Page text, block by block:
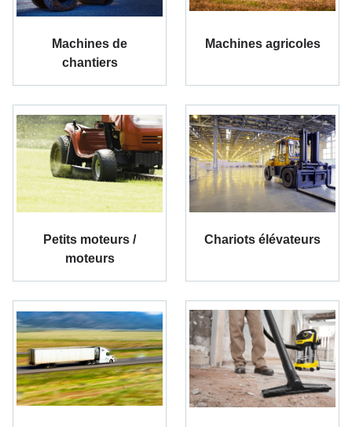
Machines de
chantiers
Machines agricoles
Petits moteurs /
moteurs
Chariots élévateurs